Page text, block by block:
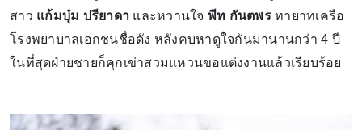
สาว แก้มบุ๋ม ปรียาดา และหวานใจ พีท กันตพร ทายาทเครือ
โรงพยาบาลเอกชนชื่อดัง หลังคบหาดูใจกันมานานกว่า 4 ปี
ในที่สุดฝ่ายชายก็คุกเข่าสวมแหวนขอแต่งงานแล้วเรียบร้อย